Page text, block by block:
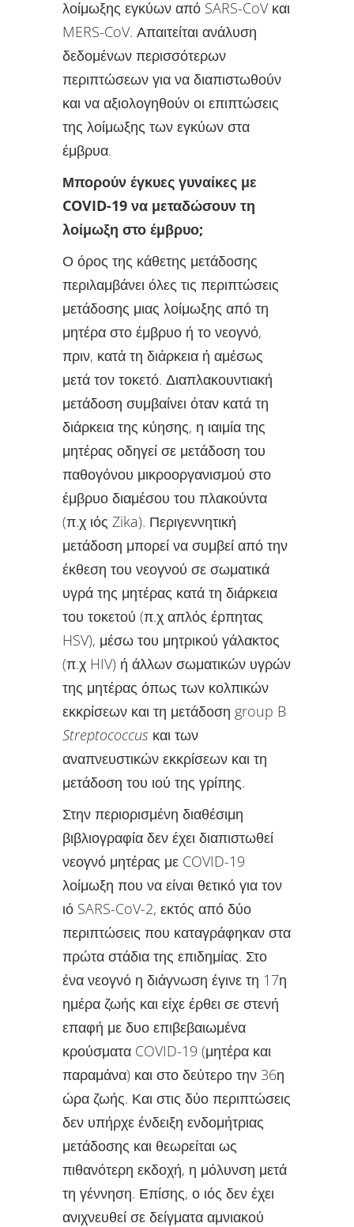
λοίμωξης εγκύων από SARS-CoV και
MERS-CoV. Απαιτείται ανάλυση
δεδομένων περισσότερων
περιπτώσεων για να διαπιστωθούν
και να αξιολογηθούν οι επιπτώσεις
της λοίμωξης των εγκύων στα
έμβρυα.
Μπορούν έγκυες γυναίκες με
COVID-19 να μεταδώσουν τη
λοίμωξη στο έμβρυο;
Ο όρος της κάθετης μετάδοσης
περιλαμβάνει όλες τις περιπτώσεις
μετάδοσης μιας λοίμωξης από τη
μητέρα στο έμβρυο ή το νεογνό,
πριν, κατά τη διάρκεια ή αμέσως
μετά τον τοκετό. Διαπλακουντιακή
μετάδοση συμβαίνει όταν κατά τη
διάρκεια της κύησης, η ιαιμία της
μητέρας οδηγεί σε μετάδοση του
παθογόνου μικροοργανισμού στο
έμβρυο διαμέσου του πλακούντα
(π.χ ιός Zika). Περιγεννητική
μετάδοση μπορεί να συμβεί από την
έκθεση του νεογνού σε σωματικά
υγρά της μητέρας κατά τη διάρκεια
του τοκετού (π.χ απλός έρπητας
HSV), μέσω του μητρικού γάλακτος
(π.χ HIV) ή άλλων σωματικών υγρών
της μητέρας όπως των κολπικών
εκκρίσεων και τη μετάδοση group B
Streptococcus και των
αναπνευστικών εκκρίσεων και τη
μετάδοση του ιού της γρίπης.
Στην περιορισμένη διαθέσιμη
βιβλιογραφία δεν έχει διαπιστωθεί
νεογνό μητέρας με COVID-19
λοίμωξη που να είναι θετικό για τον
ιό SARS-CoV-2, εκτός από δύο
περιπτώσεις που καταγράφηκαν στα
πρώτα στάδια της επιδημίας. Στο
ένα νεογνό η διάγνωση έγινε τη 17η
ημέρα ζωής και είχε έρθει σε στενή
επαφή με δυο επιβεβαιωμένα
κρούσματα COVID-19 (μητέρα και
παραμάνα) και στο δεύτερο την 36η
ώρα ζωής. Και στις δύο περιπτώσεις
δεν υπήρχε ένδειξη ενδομήτριας
μετάδοσης και θεωρείται ως
πιθανότερη εκδοχή, η μόλυνση μετά
τη γέννηση. Επίσης, ο ιός δεν έχει
ανιχνευθεί σε δείγματα αμνιακού